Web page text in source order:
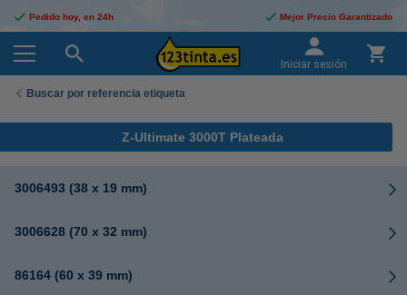
Pedido hoy, en 24h Mejor Precio Garantizado
Iniciar sesión
Buscar por referencia etiqueta
Z-Ultimate 3000T Plateada
3006493 (38 x 19 mm)
3006628 (70 x 32 mm)
86164 (60 x 39 mm)